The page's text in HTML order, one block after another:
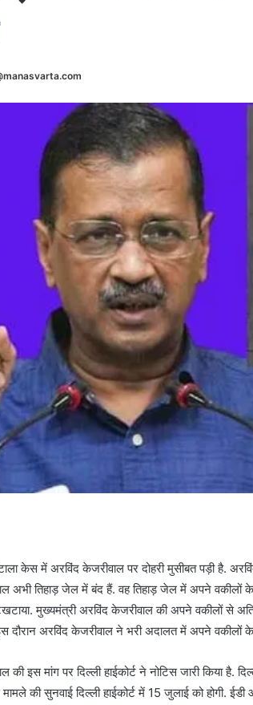
केस में अरविंद केजरीवाल पर दोहरी मुसीबत पड़ी है.
अभी तिहाड़ जेल में बंद हैं. वह तिहाड़ जेल में अपने वकीलों के
मुख्यमंत्री अरविंद केजरीवाल की अपने वकीलों से
दौरान अरविंद केजरीवाल ने भरी अदालत में अपने वकीलों
की इस मांग पर दिल्ली हाईकोर्ट ने नोटिस जारी किया है.
की सुनवाई दिल्ली हाईकोर्ट में 15 जुलाई को होगी.